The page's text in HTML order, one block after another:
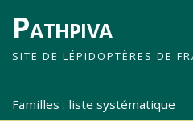
Pathpiva
SITE DE LÉPIDOPTÈRES DE
Familles : liste systématique